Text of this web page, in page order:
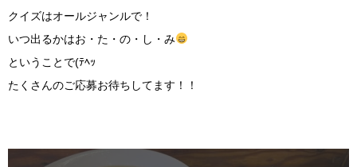
クイズはオールジャンルで！
いつ出るかはお・た・の・し・み
ということで(ﾃﾍｯ
たくさんのご応募お待ちしてます！！